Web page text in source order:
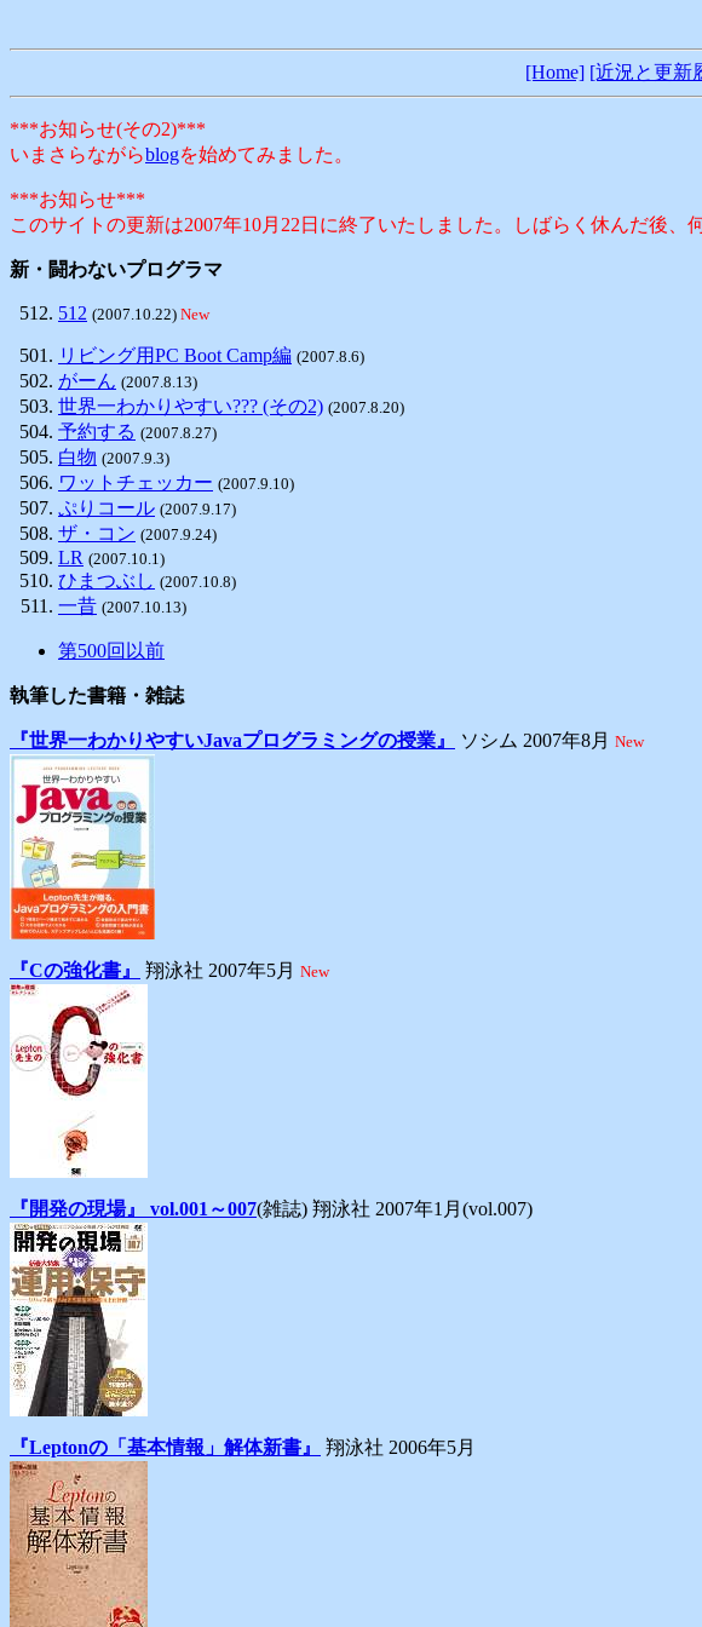
[Home] [近況と更新
***お知らせ(その2)***
いまさらながらblogを始めてみました。
***お知らせ***
このサイトの更新は2007年10月22日に終了いたしました。しばらく休んだ後
新・闘わないプログラマ
512 (2007.10.22) New
リビング用PC Boot Camp編 (2007.8.6)
がーん (2007.8.13)
世界一わかりやすい??? (その2) (2007.8.20)
予約する (2007.8.27)
白物 (2007.9.3)
ワットチェッカー (2007.9.10)
ぷりコール (2007.9.17)
ザ・コン (2007.9.24)
LR (2007.10.1)
ひまつぶし (2007.10.8)
一昔 (2007.10.13)
第500回以前
執筆した書籍・雑誌
『世界一わかりやすいJavaプログラミングの授業』 ソシム 2007年8月 New
『Cの強化書』 翔泳社 2007年5月 New
『開発の現場』 vol.001～007(雑誌) 翔泳社 2007年1月(vol.007)
『Leptonの「基本情報」解体新書』 翔泳社 2006年5月